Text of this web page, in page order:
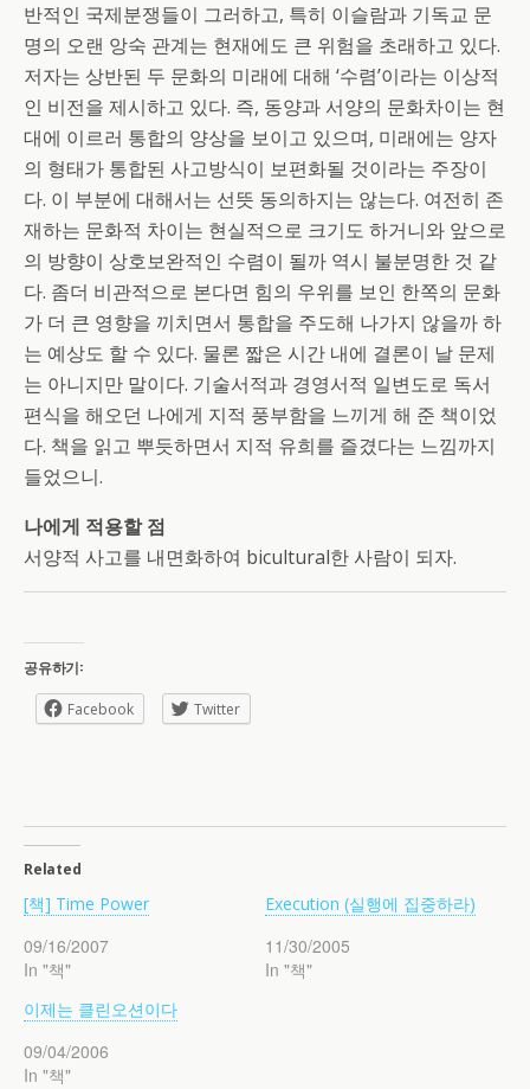
반적인 국제분쟁들이 그러하고, 특히 이슬람과 기독교 문
명의 오랜 앙숙 관계는 현재에도 큰 위험을 초래하고 있다.
저자는 상반된 두 문화의 미래에 대해 ‘수렴’이라는 이상적
인 비전을 제시하고 있다. 즉, 동양과 서양의 문화차이는 현
대에 이르러 통합의 양상을 보이고 있으며, 미래에는 양자
의 형태가 통합된 사고방식이 보편화될 것이라는 주장이
다. 이 부분에 대해서는 선뜻 동의하지는 않는다. 여전히 존
재하는 문화적 차이는 현실적으로 크기도 하거니와 앞으로
의 방향이 상호보완적인 수렴이 될까 역시 불분명한 것 같
다. 좀더 비관적으로 본다면 힘의 우위를 보인 한쪽의 문화
가 더 큰 영향을 끼치면서 통합을 주도해 나가지 않을까 하
는 예상도 할 수 있다. 물론 짧은 시간 내에 결론이 날 문제
는 아니지만 말이다. 기술서적과 경영서적 일변도로 독서
편식을 해오던 나에게 지적 풍부함을 느끼게 해 준 책이었
다. 책을 읽고 뿌듯하면서 지적 유희를 즐겼다는 느낌까지
들었으니.
나에게 적용할 점
서양적 사고를 내면화하여 bicultural한 사람이 되자.
공유하기:
Facebook Twitter
Related
[책] Time Power
09/16/2007
In "책"
Execution (실행에 집중하라)
11/30/2005
In "책"
이제는 클린오션이다
09/04/2006
In "책"